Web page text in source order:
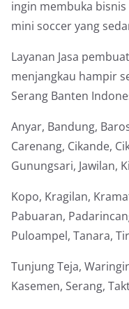
ingin membuka
mini soccer yang
Layanan Jasa
menjangkau hampir
Serang Banten
Anyar, Bandung,
Carenang, Cikande,
Gunungsari, Jawilan,
Kopo, Kragilan,
Pabuaran,
Puloampel, Tanara,
Tunjung Teja,
Kasemen, Serang,